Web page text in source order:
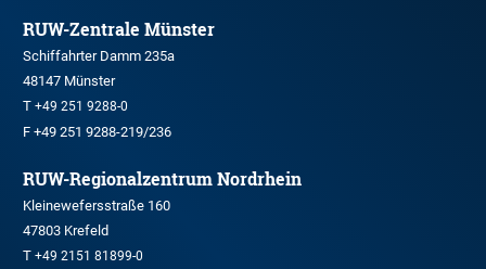
RUW-Zentrale Münster
Schiffahrter Damm 235a
48147 Münster
T +49 251 9288-0
F +49 251 9288-219/236
RUW-Regionalzentrum Nordrhein
Kleinewefersstraße 160
47803 Krefeld
T +49 2151 81899-0